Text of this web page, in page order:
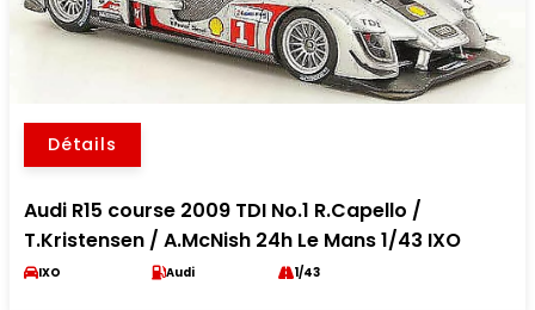
Détails
Audi R15 course 2009 TDI No.1 R.Capello /
T.Kristensen / A.McNish 24h Le Mans 1/43 IXO
IXO Audi 1/43